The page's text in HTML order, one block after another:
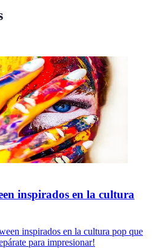
inspirados en la cultura
inspirados en la cultura pop que
para impresionar!